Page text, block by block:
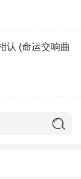
认 (命运交响曲